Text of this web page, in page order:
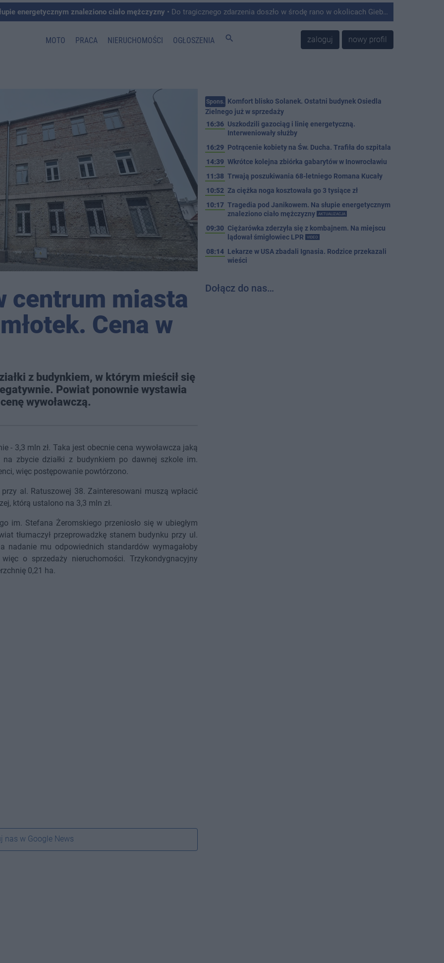
energetycznym znaleziono ciało mężczyzny • Do tragicznego zdarzenia doszło w środę rano w okolicach Giebni koło Janikowa. Wówczas na słupie energetycznym odnaleziono ciało mężczyzny.
MOTO PRACA NIERUCHOMOŚCI OGŁOSZENIA search zaloguj nowy profil
centrum miasta
Cena w
z budynkiem, w którym mieścił się
Powiat ponownie wystawia
wywoławczą.
- 3,3 mln zł. Taka jest obecnie cena wywoławcza jaką
zbycie działki z budynkiem po dawnej szkole im.
więc postępowanie powtórzono.
al. Ratuszowej 38. Zainteresowani muszą wpłacić
którą ustalono na 3,3 mln zł.
im. Stefana Żeromskiego przeniosło się w ubiegłym
tłumaczył przeprowadzkę stanem budynku przy ul.
nadanie mu odpowiednich standardów wymagałoby
o sprzedaży nieruchomości. Trzykondygnacyjny
0,21 ha.
nas w Google News
Spons. Komfort blisko Solanek. Ostatni budynek Osiedla
Zielnego już w sprzedaży
16:36 Uszkodzili gazociąg i linię energetyczną.
Interweniowały służby
16:29 Potrącenie kobiety na Św. Ducha. Trafiła do szpitala
14:39 Wkrótce kolejna zbiórka gabarytów w Inowrocławiu
11:38 Trwają poszukiwania 68-letniego Romana Kucały
10:52 Za ciężka noga kosztowała go 3 tysiące zł
10:17 Tragedia pod Janikowem. Na słupie energetycznym
znaleziono ciało mężczyzny
AKTUALIZACJA
09:30 Ciężarówka zderzyła się z kombajnem. Na miejscu
lądował śmigłowiec LPR
VIDEO
08:14 Lekarze w USA zbadali Ignasia. Rodzice przekazali
wieści
Dołącz do nas…